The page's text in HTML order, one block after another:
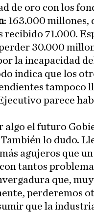
de oro con los
: 163.000 millones,
recibido 71.000.
30.000
la incapacidad
indica que los
tampoco
parece
algo el futuro
lo dudo.
agujeros que
tantos
que, muy
perderemos
que la